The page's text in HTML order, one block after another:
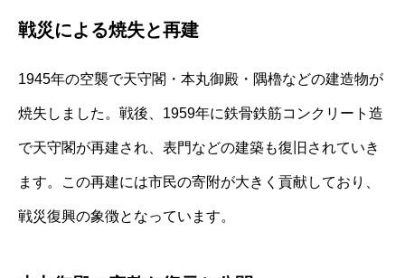
戦災による焼失と再建
1945年の空襲で天守閣・本丸御殿・隅櫓などの建造物が
焼失しました。戦後、1959年に鉄骨鉄筋コンクリート造
で天守閣が再建され、表門などの建築も復旧されていき
ます。この再建には市民の寄附が大きく貢献しており、
戦災復興の象徴となっています。